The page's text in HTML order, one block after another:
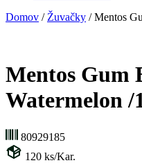
Domov / Žuvačky / Mentos
Mentos Gum
Watermelon /
80929185
120 ks/Kar.